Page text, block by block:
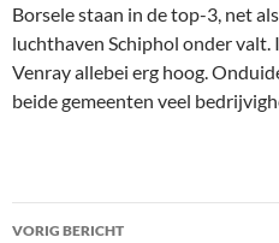
Borsele staan in de top-3, net
luchthaven Schiphol onder valt.
Venray allebei erg hoog.
beide gemeenten veel
Bericht
VORIG BERICHT